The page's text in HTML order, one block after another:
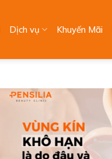
Dịch vụ Khuyến Mãi